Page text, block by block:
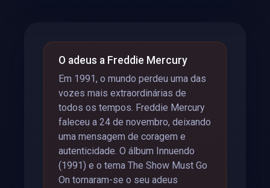
O adeus a Freddie Mercury
Em 1991, o mundo perdeu uma das
vozes mais extraordinárias de
todos os tempos. Freddie Mercury
faleceu a 24 de novembro, deixando
uma mensagem de coragem e
autenticidade. O álbum Innuendo
(1991) e o tema The Show Must Go
On tornaram-se o seu adeus